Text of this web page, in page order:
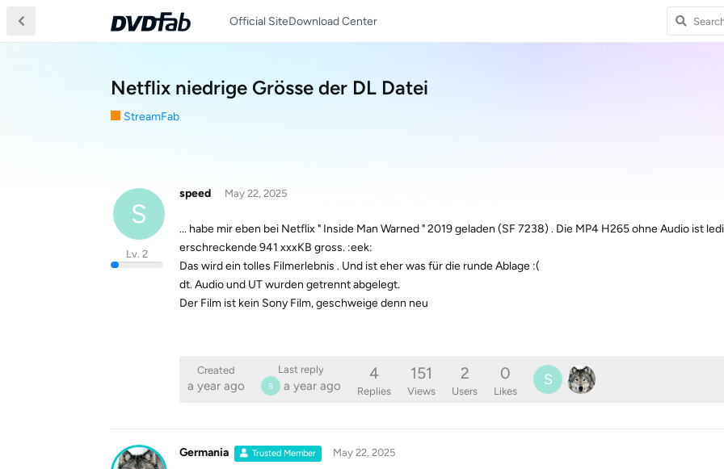
Official SiteDownload Center
Netflix niedrige Grösse der DL Datei
StreamFab
S
speed
Lv. 2
May 22, 2025
... habe mir eben bei Netflix " Inside Man Warned " 2019 geladen (SF 7238) . Die MP4 H265 ohne Audio ist
erschreckende 941 xxxKB gross. :eek:
Das wird ein tolles Filmerlebnis . Und ist eher was für die runde Ablage :(
dt. Audio und UT wurden getrennt abgelegt.
Der Film ist kein Sony Film, geschweige denn neu
Created
a year ago
Last reply
S a year ago
4
Replies
151
Views
2
Users
0
Likes
S
Germania Trusted Member May 22, 2025